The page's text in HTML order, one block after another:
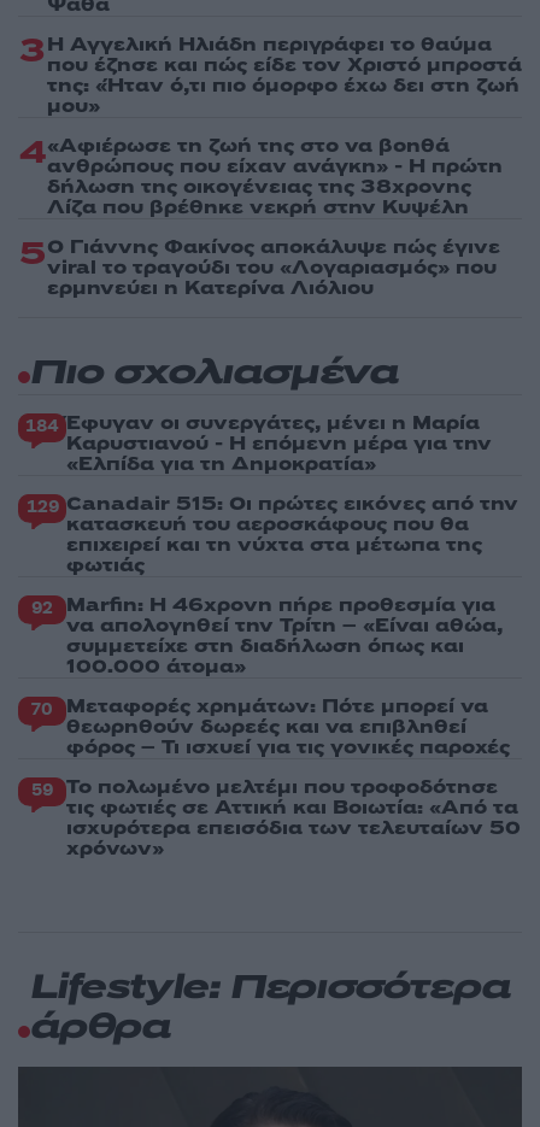
3Η Αγγελική Ηλιάδη περιγράφει το θαύμα
που έζησε και πώς είδε τον Χριστό μπροστά
της: «Ήταν ό,τι πιο όμορφο έχω δει στη ζωή
μου»
4«Αφιέρωσε τη ζωή της στο να βοηθά
ανθρώπους που είχαν ανάγκη» - Η πρώτη
δήλωση της οικογένειας της 38χρονης
Λίζα που βρέθηκε νεκρή στην Κυψέλη
5Ο Γιάννης Φακίνος αποκάλυψε πώς έγινε
viral το τραγούδι του «Λογαριασμός» που
ερμηνεύει η Κατερίνα Λιόλιου
Πιο σχολιασμένα
184 Έφυγαν οι συνεργάτες, μένει η Μαρία
Καρυστιανού - Η επόμενη μέρα για την
«Ελπίδα για τη Δημοκρατία»
129 Canadair 515: Οι πρώτες εικόνες από την
κατασκευή του αεροσκάφους που θα
επιχειρεί και τη νύχτα στα μέτωπα της
φωτιάς
92 Marfin: Η 46χρονη πήρε προθεσμία για
να απολογηθεί την Τρίτη – «Είναι αθώα,
συμμετείχε στη διαδήλωση όπως και
100.000 άτομα»
70 Μεταφορές χρημάτων: Πότε μπορεί να
θεωρηθούν δωρεές και να επιβληθεί
φόρος – Τι ισχυεί για τις γονικές παροχές
59 Το πολωμένο μελτέμι που τροφοδότησε
τις φωτιές σε Αττική και Βοιωτία: «Από τα
ισχυρότερα επεισόδια των τελευταίων 50
χρόνων»
Lifestyle: Περισσότερα
άρθρα